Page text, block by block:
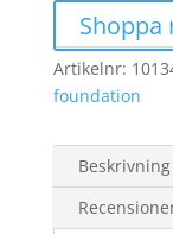
Shoppa
Artikelnr:
foundation
Beskrivning